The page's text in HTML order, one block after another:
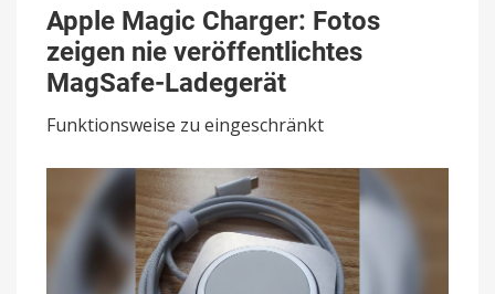
Magic
Charger:
Fotos
zeigen
nie
veröffentlichtes
MagSafe-
Apple Magic Charger: Fotos
zeigen nie veröffentlichtes
MagSafe-Ladegerät
Funktionsweise zu eingeschränkt